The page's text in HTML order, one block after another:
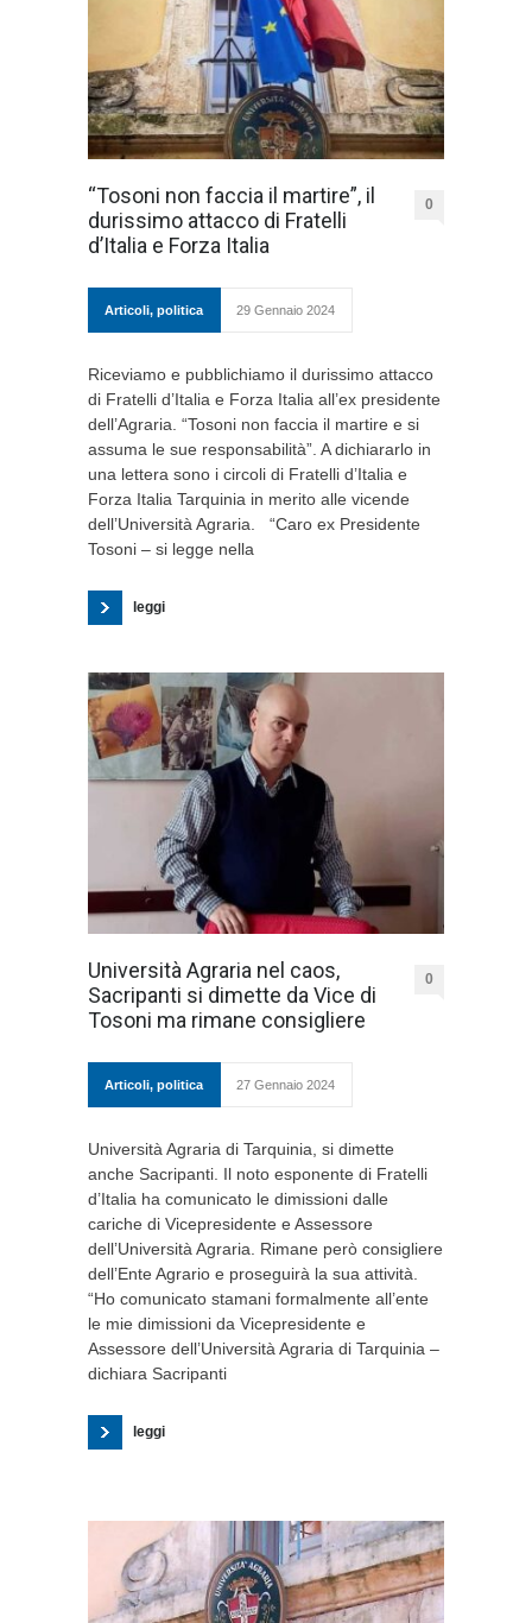
“Tosoni non faccia il martire”, il
durissimo attacco di Fratelli
d’Italia e Forza Italia
0
Articoli, politica 29 Gennaio 2024
Riceviamo e pubblichiamo il durissimo attacco
di Fratelli d’Italia e Forza Italia all’ex presidente
dell’Agraria. “Tosoni non faccia il martire e si
assuma le sue responsabilità”. A dichiararlo in
una lettera sono i circoli di Fratelli d’Italia e
Forza Italia Tarquinia in merito alle vicende
dell’Università Agraria. “Caro ex Presidente
Tosoni – si legge nella
leggi
Università Agraria nel caos,
Sacripanti si dimette da Vice di
Tosoni ma rimane consigliere
0
Articoli, politica 27 Gennaio 2024
Università Agraria di Tarquinia, si dimette
anche Sacripanti. Il noto esponente di Fratelli
d’Italia ha comunicato le dimissioni dalle
cariche di Vicepresidente e Assessore
dell’Università Agraria. Rimane però consigliere
dell’Ente Agrario e proseguirà la sua attività.
“Ho comunicato stamani formalmente all’ente
le mie dimissioni da Vicepresidente e
Assessore dell’Università Agraria di Tarquinia –
dichiara Sacripanti
leggi